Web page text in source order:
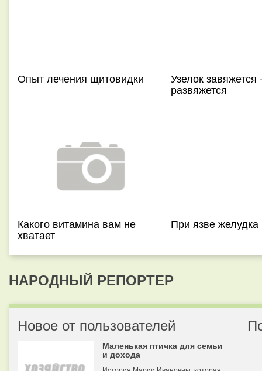
Опыт лечения щитовидки Узелок
развяжется
Какого витамина вам не
хватает
При язве желудка
НАРОДНЫЙ РЕПОРТЕР
Новое от пользователей
Маленькая птичка для семьи
и дохода